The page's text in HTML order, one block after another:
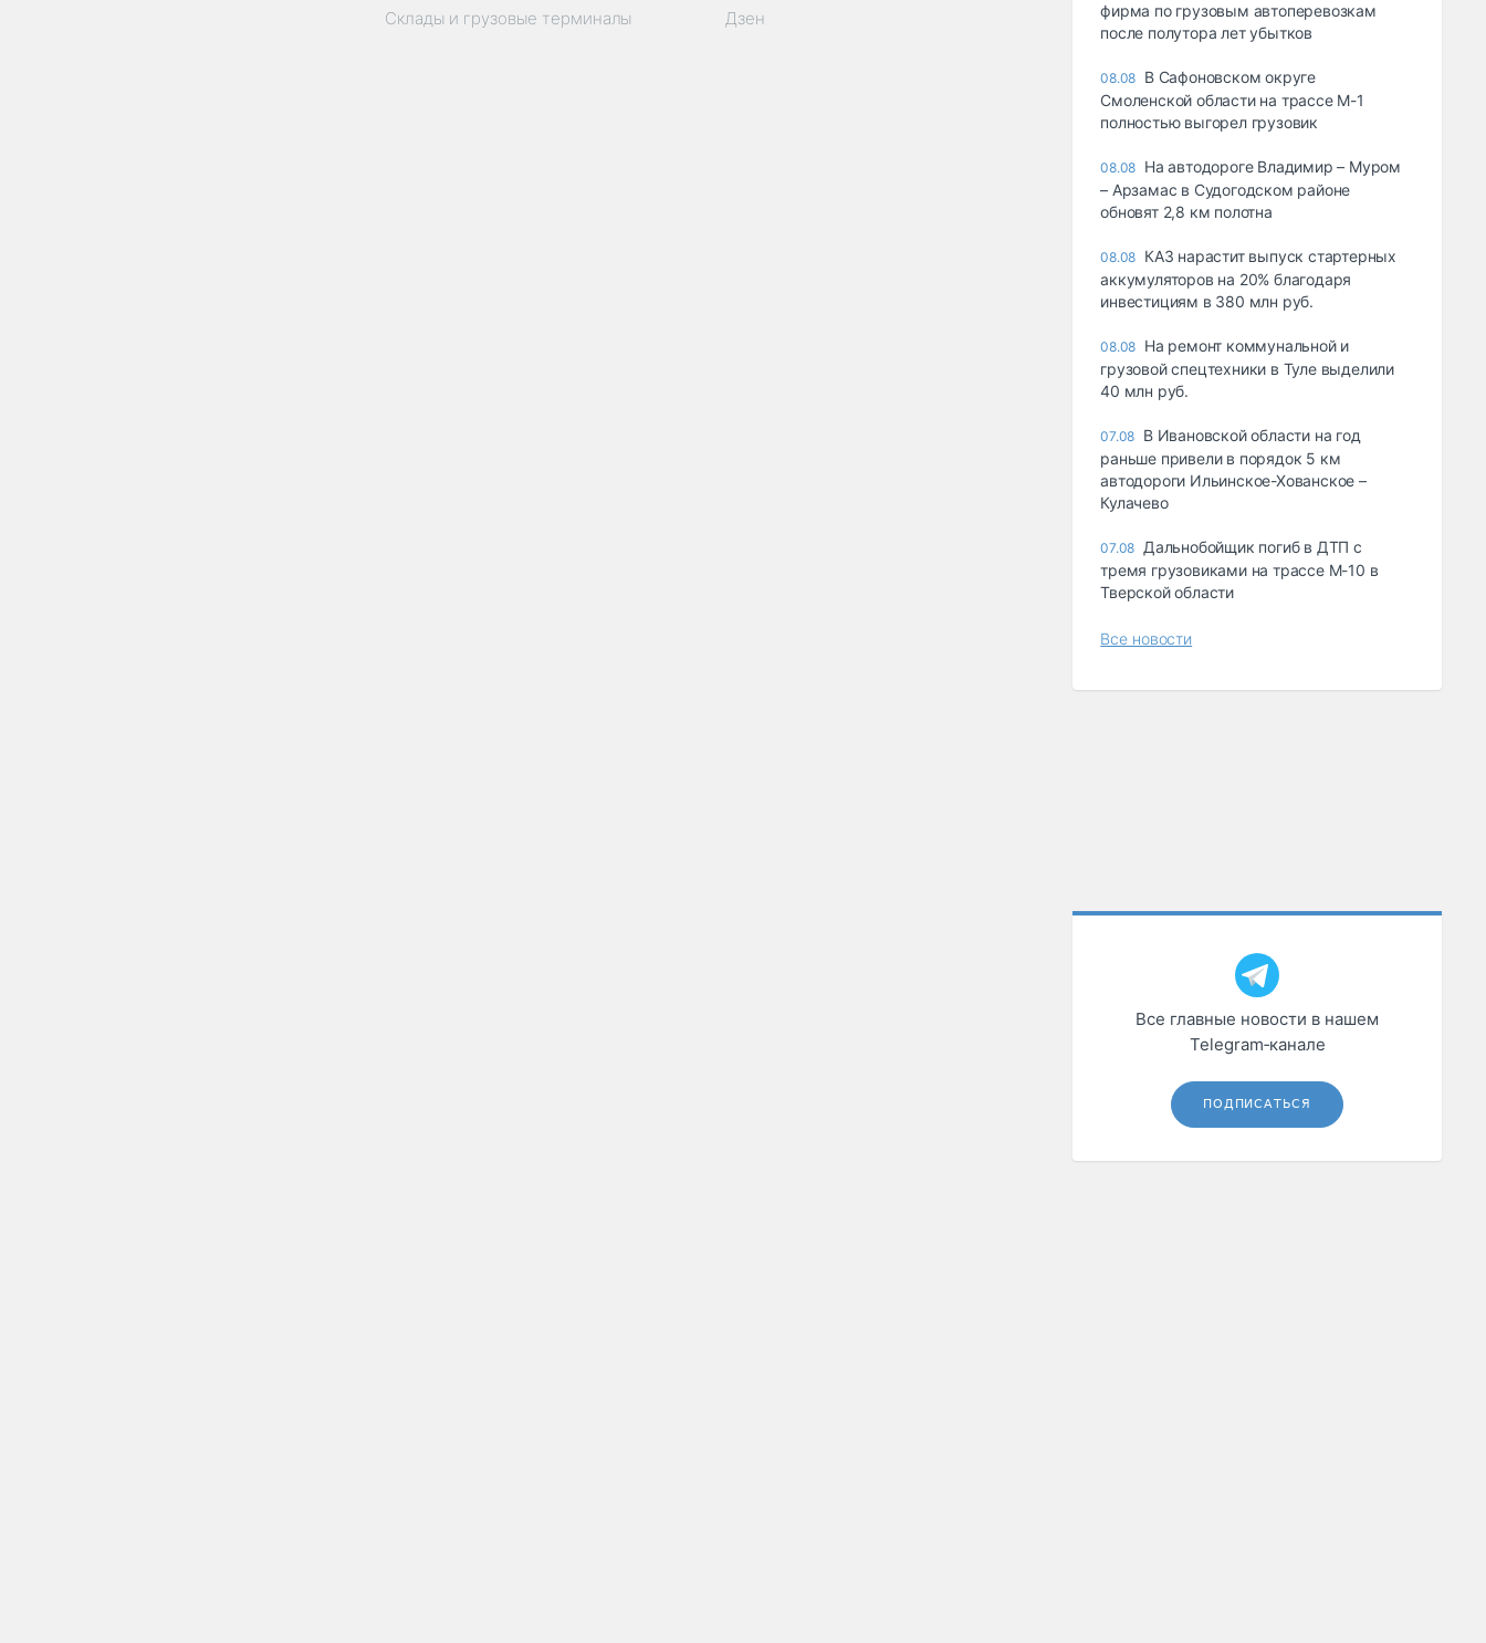
Склады и грузовые терминалы Дзен
фирма по грузовым автоперевозкам
после полутора лет убытков
08.08 В Сафоновском округе
Смоленской области на трассе М-1
полностью выгорел грузовик
08.08 На автодороге Владимир – Муром
– Арзамас в Судогодском районе
обновят 2,8 км полотна
08.08 КАЗ нарастит выпуск стартерных
аккумуляторов на 20% благодаря
инвестициям в 380 млн руб.
08.08 На ремонт коммунальной и
грузовой спецтехники в Туле выделили
40 млн руб.
07.08 В Ивановской области на год
раньше привели в порядок 5 км
автодороги Ильинское-Хованское –
Кулачево
07.08 Дальнобойщик погиб в ДТП с
тремя грузовиками на трассе М-10 в
Тверской области
Все новости
Все главные новости в нашем
Telegram‑канале
ПОДПИСАТЬСЯ